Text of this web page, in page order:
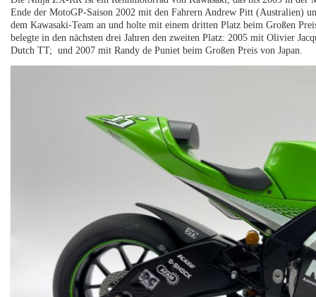
Ende der MotoGP-Saison 2002 mit den Fahrern Andrew Pitt (Australien)
dem Kawasaki-Team an und holte mit einem dritten Platz beim Großen
belegte in den nächsten drei Jahren den zweiten Platz: 2005 mit Olivier
Dutch TT; und 2007 mit Randy de Puniet beim Großen Preis von Japan.